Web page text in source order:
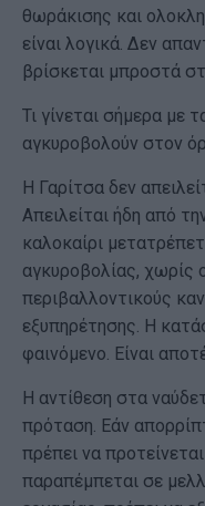
θωράκισης και
είναι λογικά. Δεν
βρίσκεται μπροστά
Τι γίνεται σήμερα με
αγκυροβολούν στον
Η Γαρίτσα δεν
Απειλείται ήδη από
καλοκαίρι
αγκυροβολίας, χωρίς
περιβαλλοντικούς
εξυπηρέτησης. Η
φαινόμενο. Είναι
Η αντίθεση στα
πρόταση. Εάν
πρέπει να
παραπέμπεται σε